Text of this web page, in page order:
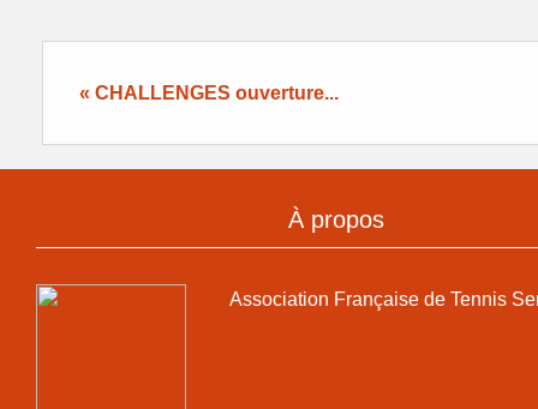
« CHALLENGES ouverture...
À propos
Association Française de Tennis